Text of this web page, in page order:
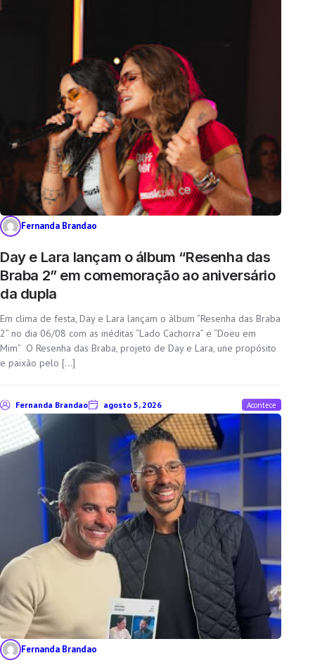
Fernanda Brandao
Day e Lara lançam o álbum “Resenha das
Braba 2” em comemoração ao aniversário
da dupla
Em clima de festa, Day e Lara lançam o álbum “Resenha das Braba
2” no dia 06/08 com as inéditas “Lado Cachorra” e “Doeu em
Mim” O Resenha das Braba, projeto de Day e Lara, une propósito
e paixão pelo […]
Fernanda Brandao agosto 5, 2026 Acontece
Fernanda Brandao